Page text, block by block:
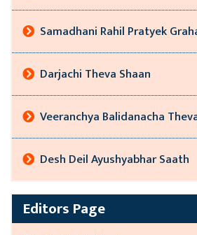
Samadhani Rahil Pratyek
Darjachi Theva Shaan
Veeranchya Balidanacha
Desh Deil Ayushyabhar Saath
Editors Page